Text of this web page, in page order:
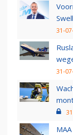
31-
31-